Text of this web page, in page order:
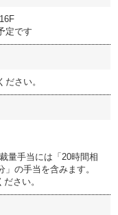
定です
さい。
量手当には「20時間相
の手当を含みます。
さい。